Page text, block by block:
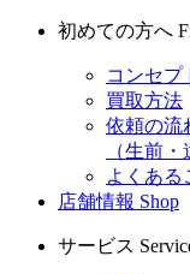
初めての方へ
コンセプ
買取方法
依頼の流
（生前・
よくある
店舗情報 Shop
サービス